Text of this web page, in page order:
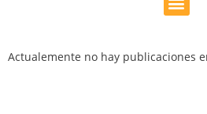
Actualemente no hay publicaciones